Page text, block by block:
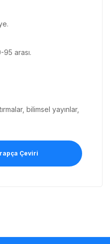
arası.
bilimsel yayınlar,
Çeviri